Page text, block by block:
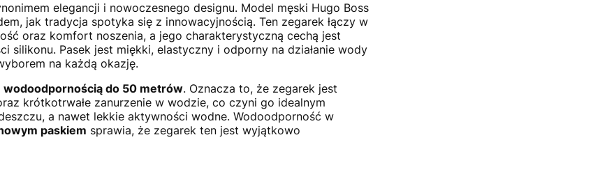
elegancji i nowoczesnego designu. Model męski Hugo Boss
jak tradycja spotyka się z innowacyjnością. Ten zegarek łączy w
oraz komfort noszenia, a jego charakterystyczną cechą jest
silikonu. Pasek jest miękki, elastyczny i odporny na działanie wody
na każdą okazję.
wodoodpornością do 50 metrów. Oznacza to, że zegarek jest
krótkotrwałe zanurzenie w wodzie, co czyni go idealnym
a nawet lekkie aktywności wodne. Wodoodporność w
paskiem sprawia, że zegarek ten jest wyjątkowo